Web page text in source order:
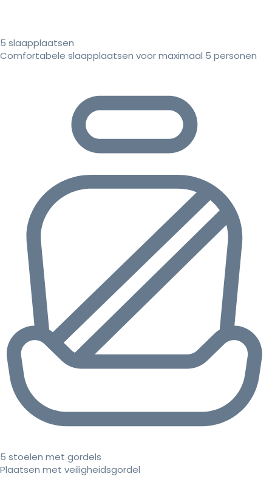
5 slaapplaatsen
Comfortabele slaapplaatsen voor maximaal 5 personen
5 stoelen met gordels
Plaatsen met veiligheidsgordel